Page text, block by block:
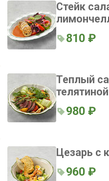
Стейк
810 ₽
Теплый
телятиной
980 ₽
Цезарь с
960 ₽